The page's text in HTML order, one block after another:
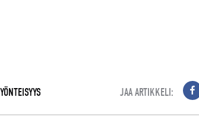
JAA ARTIKKELI: